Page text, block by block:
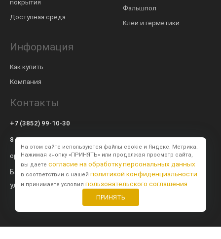
покрытия
Доступная среда
Фальшпол
Клеи и герметики
Информация
Как купить
Компания
Контакты
+7 (3852) 99-10-30
8 800 600-57-94
op@modulsib.ru
Барнаул
ул. Калинина, 71 к2
На этом сайте используются файлы cookie и Яндекс. Метрика.
Нажимая кнопку «ПРИНЯТЬ» или продолжая просмотр сайта,
вы даете согласие на обработку персональных данных
в соответствии с нашей политикой конфиденциальности
и принимаете условия пользовательского соглашения
ПРИНЯТЬ